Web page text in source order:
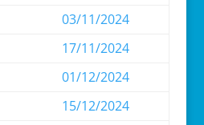
03/11/2024
17/11/2024
01/12/2024
15/12/2024